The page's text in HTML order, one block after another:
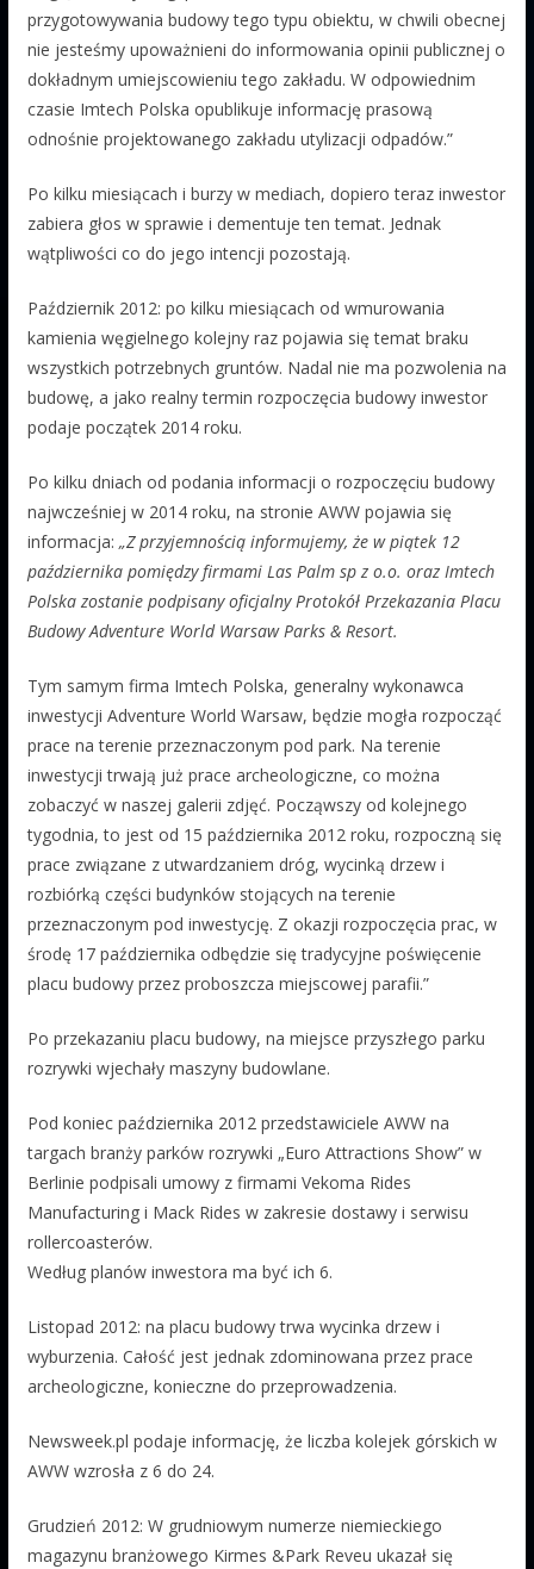
przygotowywania budowy tego typu obiektu, w chwili obecnej
nie jesteśmy upoważnieni do informowania opinii publicznej o
dokładnym umiejscowieniu tego zakładu. W odpowiednim
czasie Imtech Polska opublikuje informację prasową
odnośnie projektowanego zakładu utylizacji odpadów.”
Po kilku miesiącach i burzy w mediach, dopiero teraz inwestor
zabiera głos w sprawie i dementuje ten temat. Jednak
wątpliwości co do jego intencji pozostają.
Październik 2012: po kilku miesiącach od wmurowania
kamienia węgielnego kolejny raz pojawia się temat braku
wszystkich potrzebnych gruntów. Nadal nie ma pozwolenia na
budowę, a jako realny termin rozpoczęcia budowy inwestor
podaje początek 2014 roku.
Po kilku dniach od podania informacji o rozpoczęciu budowy
najwcześniej w 2014 roku, na stronie AWW pojawia się
informacja: „Z przyjemnością informujemy, że w piątek 12
października pomiędzy firmami Las Palm sp z o.o. oraz Imtech
Polska zostanie podpisany oficjalny Protokół Przekazania Placu
Budowy Adventure World Warsaw Parks & Resort.
Tym samym firma Imtech Polska, generalny wykonawca
inwestycji Adventure World Warsaw, będzie mogła rozpocząć
prace na terenie przeznaczonym pod park. Na terenie
inwestycji trwają już prace archeologiczne, co można
zobaczyć w naszej galerii zdjęć. Począwszy od kolejnego
tygodnia, to jest od 15 października 2012 roku, rozpoczną się
prace związane z utwardzaniem dróg, wycinką drzew i
rozbiórką części budynków stojących na terenie
przeznaczonym pod inwestycję. Z okazji rozpoczęcia prac, w
środę 17 października odbędzie się tradycyjne poświęcenie
placu budowy przez proboszcza miejscowej parafii.”
Po przekazaniu placu budowy, na miejsce przyszłego parku
rozrywki wjechały maszyny budowlane.
Pod koniec października 2012 przedstawiciele AWW na
targach branży parków rozrywki „Euro Attractions Show” w
Berlinie podpisali umowy z firmami Vekoma Rides
Manufacturing i Mack Rides w zakresie dostawy i serwisu
rollercoasterów.
Według planów inwestora ma być ich 6.
Listopad 2012: na placu budowy trwa wycinka drzew i
wyburzenia. Całość jest jednak zdominowana przez prace
archeologiczne, konieczne do przeprowadzenia.
Newsweek.pl podaje informację, że liczba kolejek górskich w
AWW wzrosła z 6 do 24.
Grudzień 2012: W grudniowym numerze niemieckiego
magazynu branżowego Kirmes &Park Reveu ukazał się